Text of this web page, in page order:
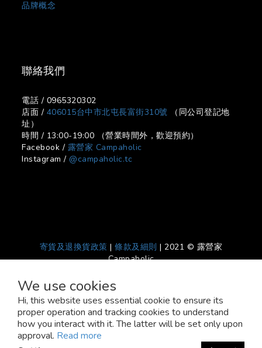
We use cookies
Hi, this website uses essential cookie to ensure its
proper operation and tracking cookies to understand
how you interact with it. The latter will be set only upon
approval. Read more
品牌概念
聯絡我們
電話 / 0965320302
店面 / 406015台中市北屯長富街310號 （同公司登記地
址）
時間 / 13:00-19:00 （營業時間外，歡迎預約）
Facebook / 露營家 Campaholic
Instagram / @campaholic.tc
寄貨及退換貨政策 |條款及細則 | 2021 © 露營家
Campaholic